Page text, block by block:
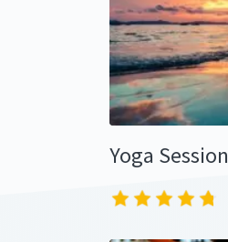
Yoga Session